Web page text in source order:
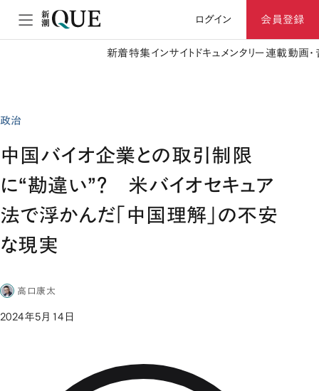
ログイン 会員登録
新着特集 インサイト ドキュメンタリー 連載動画
政治
中国バイオ企業との取引制限
に“勘違い”？ 米バイオセキュア
法で浮かんだ「中国理解」の不安
な現実
高口康太
2024年5月14日